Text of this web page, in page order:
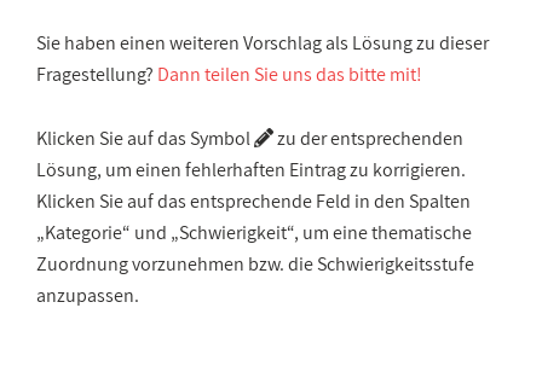
Sie haben einen weiteren Vorschlag als Lösung zu dieser
Fragestellung? Dann teilen Sie uns das bitte mit!
Klicken Sie auf das Symbol
zu der entsprechenden
Lösung, um einen fehlerhaften Eintrag zu korrigieren.
Klicken Sie auf das entsprechende Feld in den Spalten
„Kategorie“ und „Schwierigkeit“, um eine thematische
Zuordnung vorzunehmen bzw. die Schwierigkeitsstufe
anzupassen.